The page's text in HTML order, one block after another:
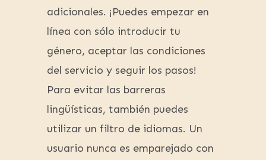
adicionales. ¡Puedes empezar en
línea con sólo introducir tu
género, aceptar las condiciones
del servicio y seguir los pasos!
Para evitar las barreras
lingüísticas, también puedes
utilizar un filtro de idiomas. Un
usuario nunca es emparejado con